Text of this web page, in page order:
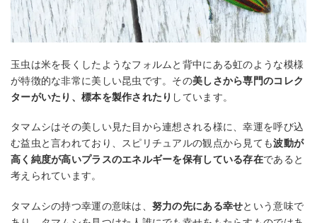
玉虫は米を長くしたようなフォルムと背中にある虹のような模様
が特徴的な非常に美しい昆虫です。その美しさから専門のコレク
ターがいたり、標本を製作されたり しています。
タマムシはその美しい見た目から連想される様に、幸運を呼び込
む益虫と言われており、スピリチュアルの観点から見ても波動が
高く純度が高いプラスのエネルギーを保有している存在であると
考えられています。
タマムシの持つ幸運の意味は、 努力の先にある幸せという意味で